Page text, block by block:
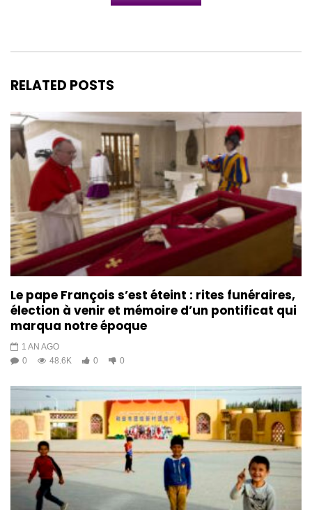
RELATED POSTS
Le pape François s’est éteint : rites funéraires,
élection à venir et mémoire d’un pontificat qui
marqua notre époque
1 AN AGO
0
48.6K 0 0